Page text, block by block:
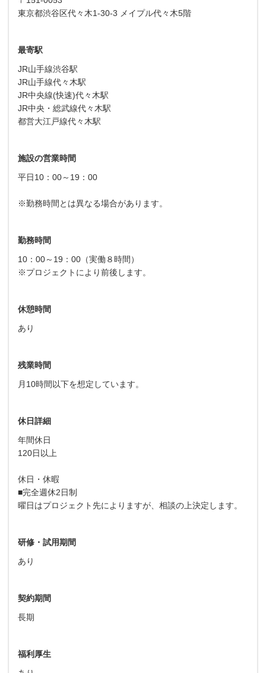
東京都渋谷区代々木1-30-3 メイプル代々木5階
最寄駅
JR山手線渋谷駅
JR山手線代々木駅
JR中央線(快速)代々木駅
JR中央・総武線代々木駅
都営大江戸線代々木駅
施設の営業時間
平日10：00～19：00
※勤務時間とは異なる場合があります。
勤務時間
10：00～19：00（実働８時間）
※プロジェクトにより前後します。
休憩時間
あり
残業時間
月10時間以下を想定しています。
休日詳細
年間休日
120日以上
休日・休暇
■完全週休2日制
曜日はプロジェクト先によりますが、相談の上決定します。
研修・試用期間
あり
契約期間
長期
福利厚生